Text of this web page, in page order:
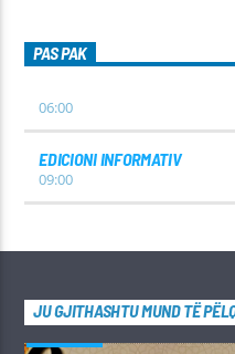
PAS PAK
06:00
EDICIONI INFORMATIV
09:00
JU GJITHASHTU MUND TË